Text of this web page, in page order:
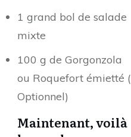
1 grand bol de salade
mixte
100 g de Gorgonzola
ou Roquefort émietté (
Optionnel)
Maintenant, voilà